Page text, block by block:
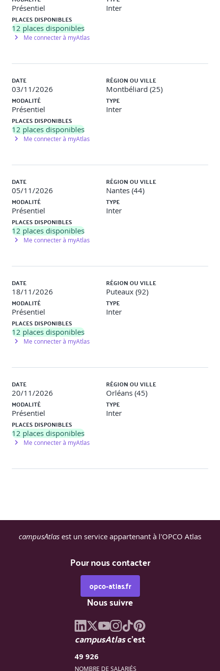
Présentiel Inter
PLACES DISPONIBLES
12 places disponibles
Me connecter à myAtlas
DATE
03/11/2026
RÉGION OU VILLE
Montbéliard (25)
MODALITÉ
Présentiel
TYPE
Inter
PLACES DISPONIBLES
12 places disponibles
Me connecter à myAtlas
DATE
05/11/2026
RÉGION OU VILLE
Nantes (44)
MODALITÉ
Présentiel
TYPE
Inter
PLACES DISPONIBLES
12 places disponibles
Me connecter à myAtlas
DATE
18/11/2026
RÉGION OU VILLE
Puteaux (92)
MODALITÉ
Présentiel
TYPE
Inter
PLACES DISPONIBLES
12 places disponibles
Me connecter à myAtlas
DATE
20/11/2026
RÉGION OU VILLE
Orléans (45)
MODALITÉ
Présentiel
TYPE
Inter
PLACES DISPONIBLES
12 places disponibles
Me connecter à myAtlas
campusAtlas est un service appartenant à l'OPCO Atlas
Pour nous contacter
opco-atlas.fr
Nous suivre
campusAtlasc'est
49 926
NOMBRE DE SALARIÉS